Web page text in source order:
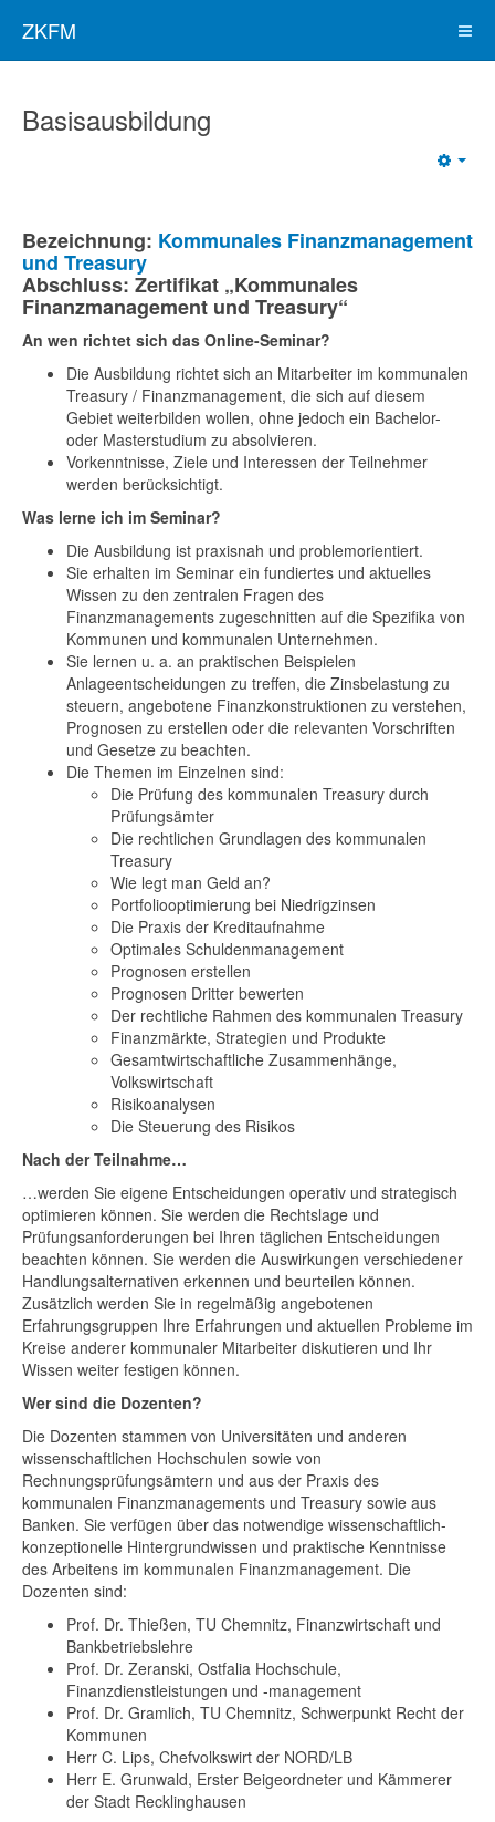
ZKFM
Basisausbildung
Bezeichnung: Kommunales Finanzmanagement
und Treasury
Abschluss: Zertifikat „Kommunales
Finanzmanagement und Treasury“
An wen richtet sich das Online-Seminar?
Die Ausbildung richtet sich an Mitarbeiter im kommunalen
Treasury / Finanzmanagement, die sich auf diesem
Gebiet weiterbilden wollen, ohne jedoch ein Bachelor-
oder Masterstudium zu absolvieren.
Vorkenntnisse, Ziele und Interessen der Teilnehmer
werden berücksichtigt.
Was lerne ich im Seminar?
Die Ausbildung ist praxisnah und problemorientiert.
Sie erhalten im Seminar ein fundiertes und aktuelles
Wissen zu den zentralen Fragen des
Finanzmanagements zugeschnitten auf die Spezifika von
Kommunen und kommunalen Unternehmen.
Sie lernen u. a. an praktischen Beispielen
Anlageentscheidungen zu treffen, die Zinsbelastung zu
steuern, angebotene Finanzkonstruktionen zu verstehen,
Prognosen zu erstellen oder die relevanten Vorschriften
und Gesetze zu beachten.
Die Themen im Einzelnen sind:
Die Prüfung des kommunalen Treasury durch
Prüfungsämter
Die rechtlichen Grundlagen des kommunalen
Treasury
Wie legt man Geld an?
Portfoliooptimierung bei Niedrigzinsen
Die Praxis der Kreditaufnahme
Optimales Schuldenmanagement
Prognosen erstellen
Prognosen Dritter bewerten
Der rechtliche Rahmen des kommunalen Treasury
Finanzmärkte, Strategien und Produkte
Gesamtwirtschaftliche Zusammenhänge,
Volkswirtschaft
Risikoanalysen
Die Steuerung des Risikos
Nach der Teilnahme…
…werden Sie eigene Entscheidungen operativ und strategisch
optimieren können. Sie werden die Rechtslage und
Prüfungsanforderungen bei Ihren täglichen Entscheidungen
beachten können. Sie werden die Auswirkungen verschiedener
Handlungsalternativen erkennen und beurteilen können.
Zusätzlich werden Sie in regelmäßig angebotenen
Erfahrungsgruppen Ihre Erfahrungen und aktuellen Probleme im
Kreise anderer kommunaler Mitarbeiter diskutieren und Ihr
Wissen weiter festigen können.
Wer sind die Dozenten?
Die Dozenten stammen von Universitäten und anderen
wissenschaftlichen Hochschulen sowie von
Rechnungsprüfungsämtern und aus der Praxis des
kommunalen Finanzmanagements und Treasury sowie aus
Banken. Sie verfügen über das notwendige wissenschaftlich-
konzeptionelle Hintergrundwissen und praktische Kenntnisse
des Arbeitens im kommunalen Finanzmanagement. Die
Dozenten sind:
Prof. Dr. Thießen, TU Chemnitz, Finanzwirtschaft und
Bankbetriebslehre
Prof. Dr. Zeranski, Ostfalia Hochschule,
Finanzdienstleistungen und -management
Prof. Dr. Gramlich, TU Chemnitz, Schwerpunkt Recht der
Kommunen
Herr C. Lips, Chefvolkswirt der NORD/LB
Herr E. Grunwald, Erster Beigeordneter und Kämmerer
der Stadt Recklinghausen